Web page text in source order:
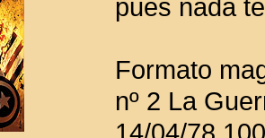
pues nada
Formato
nº 2 La
14/04/78